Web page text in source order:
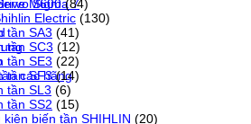
Sigma 7
các hãng
M600 (84)
Electric (130)
tần SA3 (41)
tần SC3 (12)
tần SE3 (22)
tần SF3 (14)
tần SL3 (6)
tần SS2 (15)
kiện biến tần SHIHLIN (20)